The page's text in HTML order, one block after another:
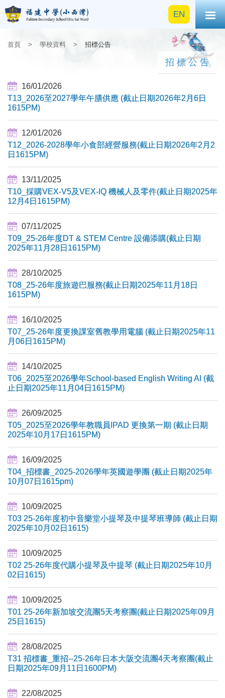
EN
首頁 > 學校資料 > 招標公告
招標公告
16/01/2026
T13_2026至2027學年午膳供應 (截止日期2026年2月6日
1615PM)
12/01/2026
T12_2026-2028學年小食部經營服務(截止日期2026年2月2
日1615PM)
13/11/2025
T10_採購VEX-V5及VEX-IQ 機械人及零件(截止日期2025年
12月4日1615PM)
07/11/2025
T09_25-26年度DT & STEM Centre 設備添購(截止日期
2025年11月28日1615PM)
28/10/2025
T08_25-26年度旅遊巴服務(截止日期2025年11月18日
1615PM)
16/10/2025
T07_25-26年度更換課室舊教學用電腦 (截止日期2025年11
月06日1615PM)
14/10/2025
T06_2025至2026學年School-based English Writing AI (截
止日期2025年11月04日1615PM)
26/09/2025
T05_2025至2026學年教職員IPAD 更換第一期 (截止日期
2025年10月17日1615PM)
16/09/2025
T04_招標書_2025-2026學年英國遊學團 (截止日期2025年
10月07日1615pm)
10/09/2025
T03 25-26年度初中音樂堂小提琴及中提琴班導師 (截止日期
2025年10月02日1615)
10/09/2025
T02 25-26年度代購小提琴及中提琴 (截止日期2025年10月
02日1615)
10/09/2025
T01 25-26年新加坡交流團5天考察團(截止日期2025年09月
25日1615)
28/08/2025
T31 招標書_重招--25-26年日本大阪交流團4天考察團(截止
日期2025年09月11日1600PM)
22/08/2025